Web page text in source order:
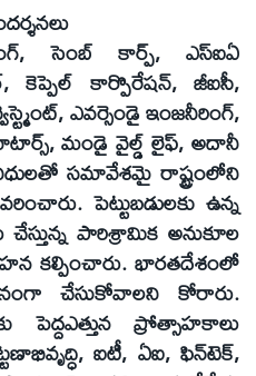
సెంబ్‌ కార్ప్‌, ఎస్‌ఐఏ
కెప్పెల్‌ కార్పొరేషన్‌, జీఐసీ,
ఎవర్సెండై ఇంజనీరింగ్‌,
మండై వైల్డ్‌ లైఫ్‌, అదానీ
సమావేశమై రాష్ట్రంలోని
పెట్టుబడులకు ఉన్న
పారిశ్రామిక అనుకూల
కల్పించారు. భారతదేశంలో
చేసుకోవాలని కోరారు.
పెద్దఎత్తున ప్రోత్సాహకాలు
ఐటీ, ఏఐ, ఫిన్‌టెక్‌,